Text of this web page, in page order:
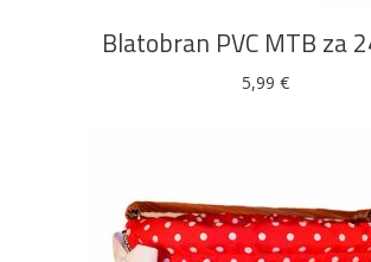
Blatobran PVC MTB za
5,99 €